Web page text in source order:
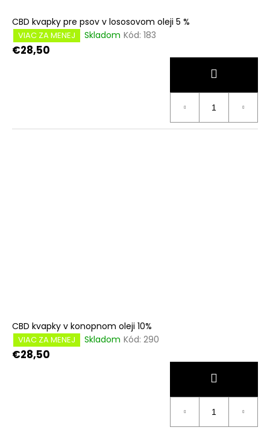
CBD kvapky pre psov v lososovom oleji 5 %
VIAC ZA MENEJ Skladom Kód: 183
€28,50
CBD kvapky v konopnom oleji 10%
VIAC ZA MENEJ Skladom Kód: 290
€28,50